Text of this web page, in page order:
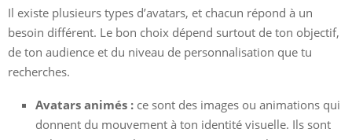
Il existe plusieurs types d’avatars, et chacun répond à un
besoin différent. Le bon choix dépend surtout de ton objectif,
de ton audience et du niveau de personnalisation que tu
recherches.
Avatars animés : ce sont des images ou animations qui
donnent du mouvement à ton identité visuelle. Ils sont